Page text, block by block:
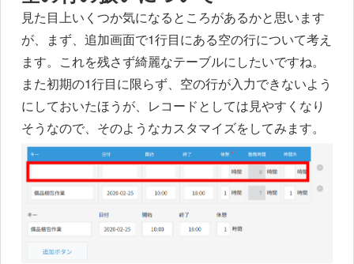
見た目上いくつか気になるところがあるかと思います
が、まず、追加画面で1行目にある空の行について考え
ます。これを残さず綺麗なテーブルにしたいですね。
また初期の1行目に限らず、空の行が入力できないよう
にしておいたほうが、レコードとしては見やすくなり
そうなので、そのようなカスタマイズをしてみます。